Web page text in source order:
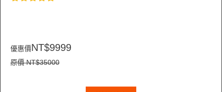
優惠價NT$9999
原價 NT$35000